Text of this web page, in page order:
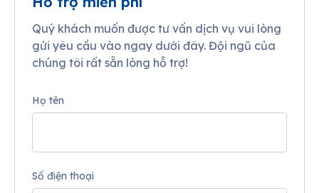
Quý khách muốn được tư vấn dịch vụ vui lòng
gửi yêu cầu vào ngay dưới đây. Đội ngũ của
chúng tôi rất sẵn lòng hỗ trợ!
Họ tên
Số điện thoại